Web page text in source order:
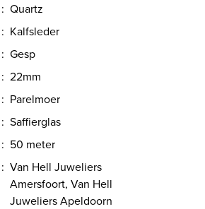
: Quartz
: Kalfsleder
: Gesp
: 22mm
: Parelmoer
: Saffierglas
: 50 meter
: Van Hell Juweliers
Amersfoort, Van Hell
Juweliers Apeldoorn